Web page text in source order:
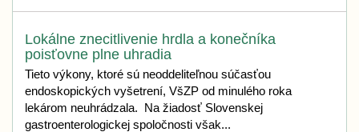
Lokálne znecitlivenie hrdla a konečníka
poisťovne plne uhradia
Tieto výkony, ktoré sú neoddeliteľnou súčasťou
endoskopických vyšetrení, VšZP od minulého roka
lekárom neuhrádzala. Na žiadosť Slovenskej
gastroenterologickej spoločnosti však...